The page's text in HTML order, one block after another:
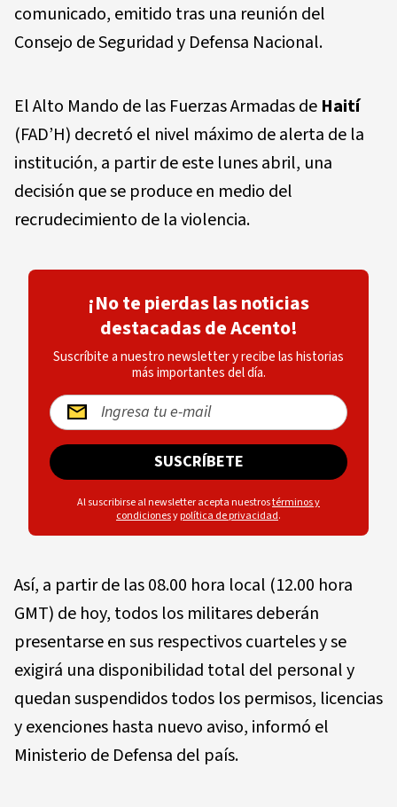
comunicado, emitido tras una reunión del
Consejo de Seguridad y Defensa Nacional.
El Alto Mando de las Fuerzas Armadas de Haití
(FAD’H) decretó el nivel máximo de alerta de la
institución, a partir de este lunes abril, una
decisión que se produce en medio del
recrudecimiento de la violencia.
¡No te pierdas las noticias
destacadas de Acento!
Suscríbite a nuestro newsletter y recibe las historias
más importantes del día.
SUSCRÍBETE
Al suscribirse al newsletter acepta nuestrostérminos y
condicionesypolítica de privacidad.
Así, a partir de las 08.00 hora local (12.00 hora
GMT) de hoy, todos los militares deberán
presentarse en sus respectivos cuarteles y se
exigirá una disponibilidad total del personal y
quedan suspendidos todos los permisos, licencias
y exenciones hasta nuevo aviso, informó el
Ministerio de Defensa del país.